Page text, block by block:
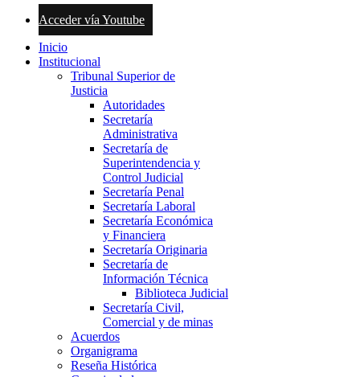
Acceder vía Youtube
Inicio
Institucional
Tribunal Superior de
Justicia
Autoridades
Secretaría
Administrativa
Secretaría de
Superintendencia y
Control Judicial
Secretaría Penal
Secretaría Laboral
Secretaría Económica
y Financiera
Secretaría Originaria
Secretaría de
Información Técnica
Biblioteca Judicial
Secretaría Civil,
Comercial y de minas
Acuerdos
Organigrama
Reseña Histórica